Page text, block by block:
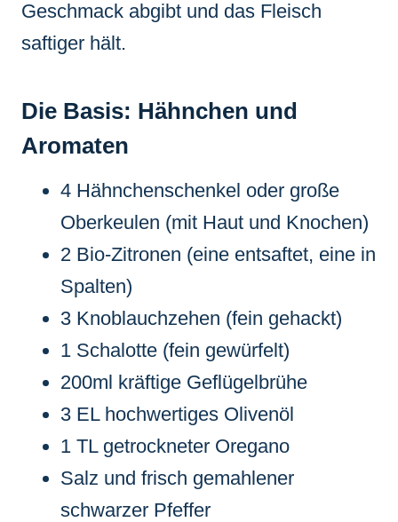
Geschmack abgibt und das Fleisch
saftiger hält.
Die Basis: Hähnchen und
Aromaten
4 Hähnchenschenkel oder große
Oberkeulen (mit Haut und Knochen)
2 Bio-Zitronen (eine entsaftet, eine in
Spalten)
3 Knoblauchzehen (fein gehackt)
1 Schalotte (fein gewürfelt)
200ml kräftige Geflügelbrühe
3 EL hochwertiges Olivenöl
1 TL getrockneter Oregano
Salz und frisch gemahlener
schwarzer Pfeffer